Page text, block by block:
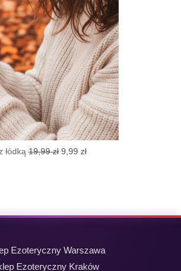
łódką 19,99zł Pierwotna
9,99 złAktualna
Ezoteryczny Warszawa
Ezoteryczny Kraków